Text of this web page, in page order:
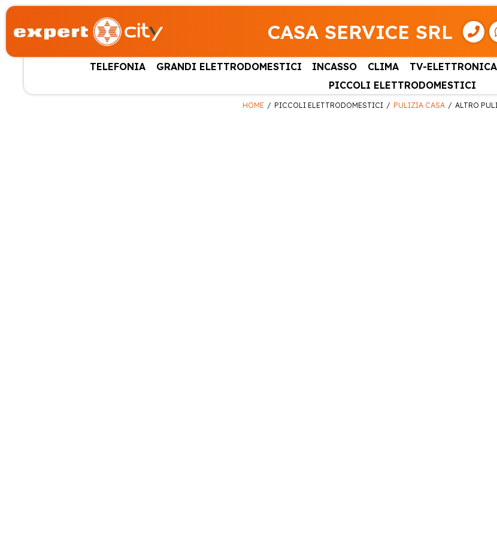
CASA SERVICE SRL
TELEFONIA GRANDI ELETTRODOMESTICI INCASSO CLIMA TV-ELETTRONICA
PICCOLI ELETTRODOMESTICI
HOME PICCOLI ELETTRODOMESTICI PULIZIA CASA ALTRO